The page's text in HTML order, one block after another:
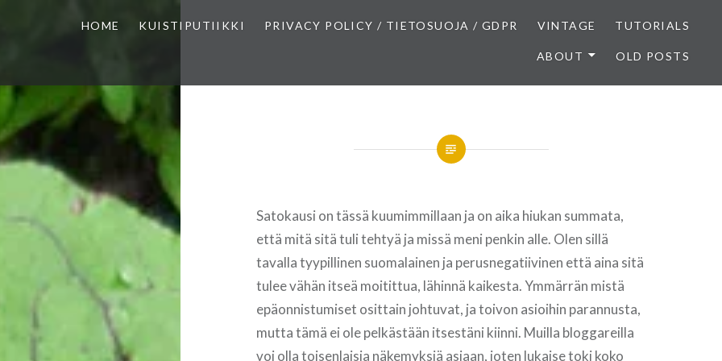
HOME KUISTIPUTIIKKI PRIVACY POLICY / TIETOSUOJA / GDPR VINTAGE TUTORIALS
ABOUT OLD POSTS
Satokausi on tässä kuumimmillaan ja on aika hiukan summata,
että mitä sitä tuli tehtyä ja missä meni penkin alle. Olen sillä
tavalla tyypillinen suomalainen ja perusnegatiivinen että aina sitä
tulee vähän itseä moitittua, lähinnä kaikesta. Ymmärrän mistä
epäonnistumiset osittain johtuvat, ja toivon asioihin parannusta,
mutta tämä ei ole pelkästään itsestäni kiinni. Muilla bloggareilla
voi olla toisenlaisia näkemyksiä asiaan, joten lukaise toki koko